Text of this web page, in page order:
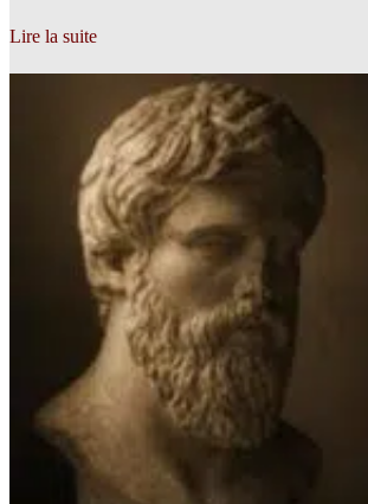
Lire la suite